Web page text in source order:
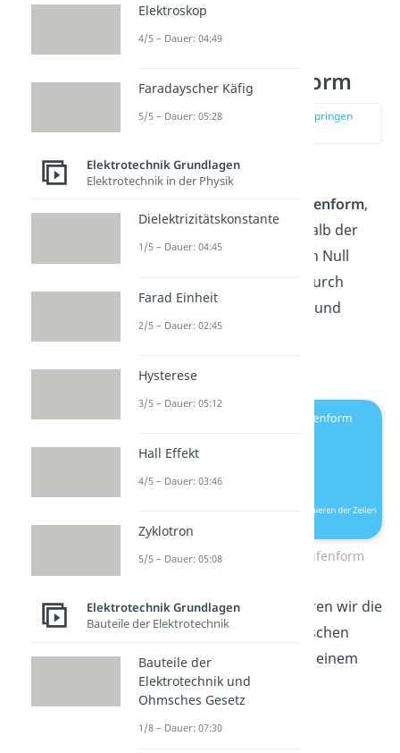
Matrix in Stufenform
zur Stelle im Video springen
Schritt zwei ist dann die
Matrixumformung in Stufenform,
sodass nur auf und oberhalb der
Diagonalen Werte ungleich Null
stehen. Das erreichst du durch
geschicktes multiplizieren und
späteremAddieren
2. Matrixumformung in Stufenform
Im Folgenden demonstrieren wir die
die Anwendung des Gaußschen
Eliminationsverfahrens an einem
Beispiel.
Elektroskop
4/5 – Dauer: 04:49
Faradayscher Käfig
5/5 – Dauer: 05:28
Elektrotechnik Grundlagen
Elektrotechnik in der Physik
Dielektrizitätskonstante
1/5 – Dauer: 04:45
Farad Einheit
2/5 – Dauer: 02:45
Hysterese
3/5 – Dauer: 05:12
Hall Effekt
4/5 – Dauer: 03:46
Zyklotron
5/5 – Dauer: 05:08
Elektrotechnik Grundlagen
Bauteile der Elektrotechnik
Bauteile der
Elektrotechnik und
Ohmsches Gesetz
1/8 – Dauer: 07:30